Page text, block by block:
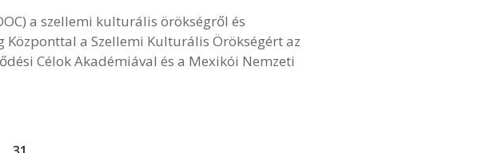
a szellemi kulturális örökségről és
a Szellemi Kulturális Örökségért az
Célok Akadémiával és a Mexikói Nemzeti